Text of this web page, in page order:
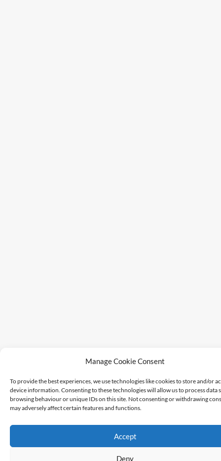
Manage Cookie Consent
To provide the best experiences, we use technologies like cookies to store and/or
device information. Consenting to these technologies will allow us to process data
browsing behaviour or unique IDs on this site. Not consenting or withdrawing
may adversely affect certain features and functions.
Accept
Deny